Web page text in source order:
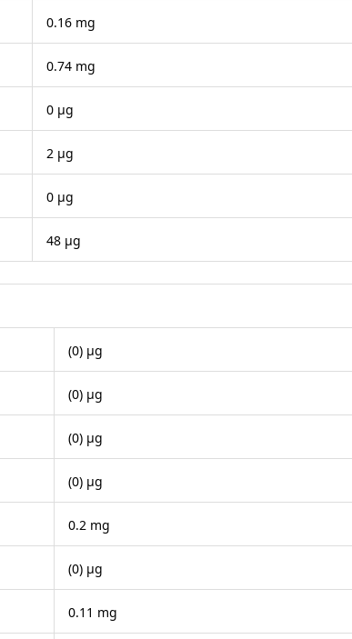
0.16 mg
0.74 mg
0 μg
2 μg
0 μg
48 μg
(0) μg
(0) μg
(0) μg
(0) μg
0.2 mg
(0) μg
0.11 mg